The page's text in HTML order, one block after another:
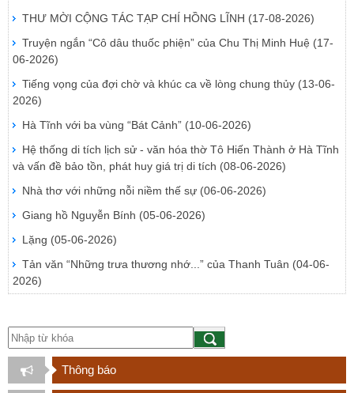
THƯ MỜI CỘNG TÁC TẠP CHÍ HỒNG LĨNH (17-08-2026)
Truyện ngắn “Cô dâu thuốc phiện” của Chu Thị Minh Huệ (17-
06-2026)
Tiếng vọng của đợi chờ và khúc ca về lòng chung thủy (13-06-
2026)
Hà Tĩnh với ba vùng “Bát Cảnh” (10-06-2026)
Hệ thống di tích lịch sử - văn hóa thờ Tô Hiến Thành ở Hà Tĩnh
và vấn đề bảo tồn, phát huy giá trị di tích (08-06-2026)
Nhà thơ với những nỗi niềm thế sự (06-06-2026)
Giang hồ Nguyễn Bính (05-06-2026)
Lặng (05-06-2026)
Tản văn “Những trưa thương nhớ...” của Thanh Tuân (04-06-
2026)
Thông báo